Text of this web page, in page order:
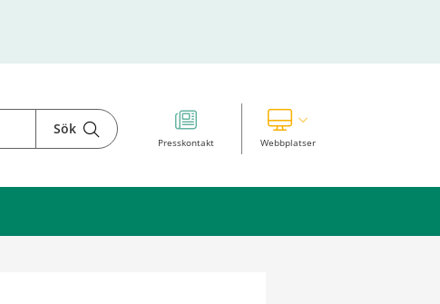
Sök
Presskontakt WebbplatserVisa våra andra webbplatser